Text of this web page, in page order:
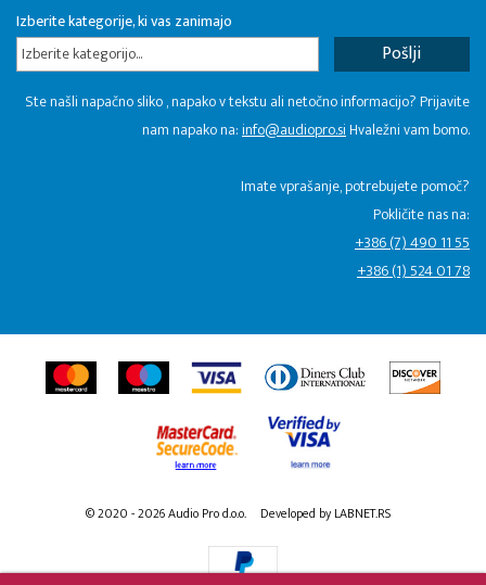
Izberite kategorije, ki vas zanimajo
Izberite kategorijo...
Ste našli napačno sliko , napako v tekstu ali netočno informacijo? Prijavite
nam napako na:info@audiopro.siHvaležni vam bomo.
Imate vprašanje, potrebujete pomoč?
Pokličite nas na:
+386 (7) 490 11 55
+386 (1) 524 01 78
© 2020 - 2026 Audio Pro d.o.o. Developed by LABNET.RS